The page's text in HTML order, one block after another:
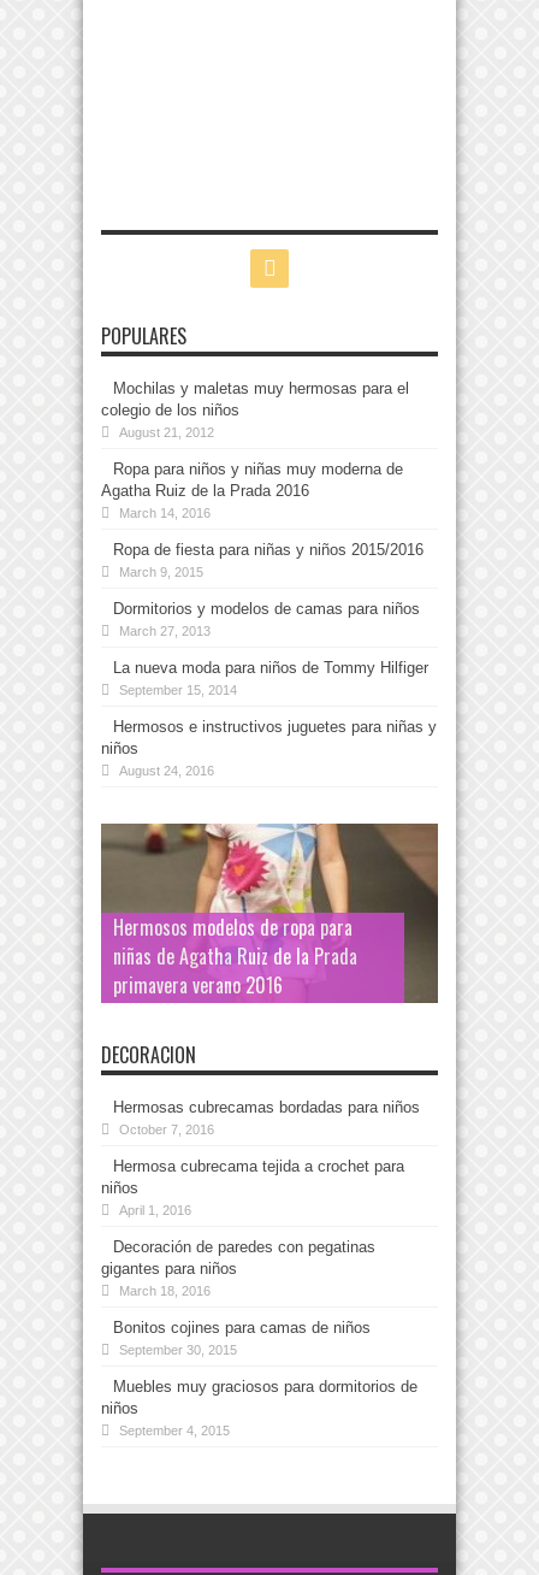
POPULARES
Mochilas y maletas muy hermosas para el
colegio de los niños
August 21, 2012
Ropa para niños y niñas muy moderna de
Agatha Ruiz de la Prada 2016
March 14, 2016
Ropa de fiesta para niñas y niños 2015/2016
March 9, 2015
Dormitorios y modelos de camas para niños
March 27, 2013
La nueva moda para niños de Tommy Hilfiger
September 15, 2014
Hermosos e instructivos juguetes para niñas y
niños
August 24, 2016
Hermosos modelos de ropa para
niñas de Agatha Ruiz de la Prada
primavera verano 2016
DECORACION
Hermosas cubrecamas bordadas para niños
October 7, 2016
Hermosa cubrecama tejida a crochet para
niños
April 1, 2016
Decoración de paredes con pegatinas
gigantes para niños
March 18, 2016
Bonitos cojines para camas de niños
September 30, 2015
Muebles muy graciosos para dormitorios de
niños
September 4, 2015